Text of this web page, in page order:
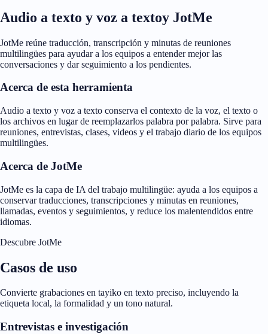
Audio a texto y voz a textoy JotMe
JotMe reúne traducción, transcripción y minutas de reuniones
multilingües para ayudar a los equipos a entender mejor las
conversaciones y dar seguimiento a los pendientes.
Acerca de esta herramienta
Audio a texto y voz a texto conserva el contexto de la voz, el texto o
los archivos en lugar de reemplazarlos palabra por palabra. Sirve para
reuniones, entrevistas, clases, videos y el trabajo diario de los equipos
multilingües.
Acerca de JotMe
JotMe es la capa de IA del trabajo multilingüe: ayuda a los equipos a
conservar traducciones, transcripciones y minutas en reuniones,
llamadas, eventos y seguimientos, y reduce los malentendidos entre
idiomas.
Descubre JotMe
Casos de uso
Convierte grabaciones en tayiko en texto preciso, incluyendo la
etiqueta local, la formalidad y un tono natural.
Entrevistas e investigación